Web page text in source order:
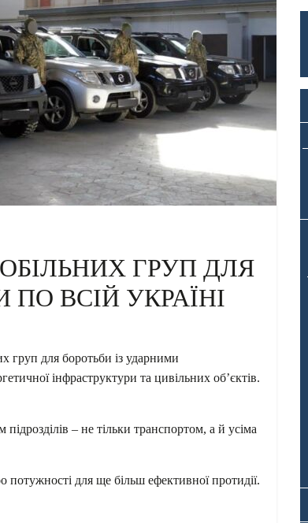
ГРУП ДЛЯ
ВСІЙ УКРАЇНІ
груп для боротьби із ударними
інфраструктури та цивільних обʼєктів.
– не тільки транспортом, а й усіма
для ще більш ефективної протидії.